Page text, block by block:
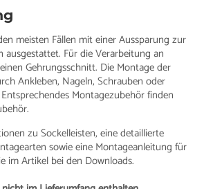
meisten Fällen mit einer Aussparung zur
ausgestattet. Für die Verarbeitung an
Gehrungsschnitt. Die Montage der
Ankleben, Nageln, Schrauben oder
Montagezubehör finden
zu Sockelleisten, eine detaillierte
sowie eine Montageanleitung für
im Artikel bei den Downloads.